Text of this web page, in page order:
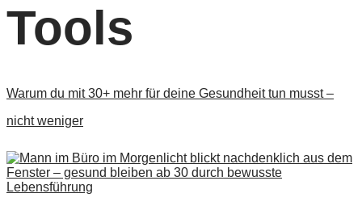
Tools
Warum du mit 30+ mehr für deine Gesundheit tun musst –
nicht weniger